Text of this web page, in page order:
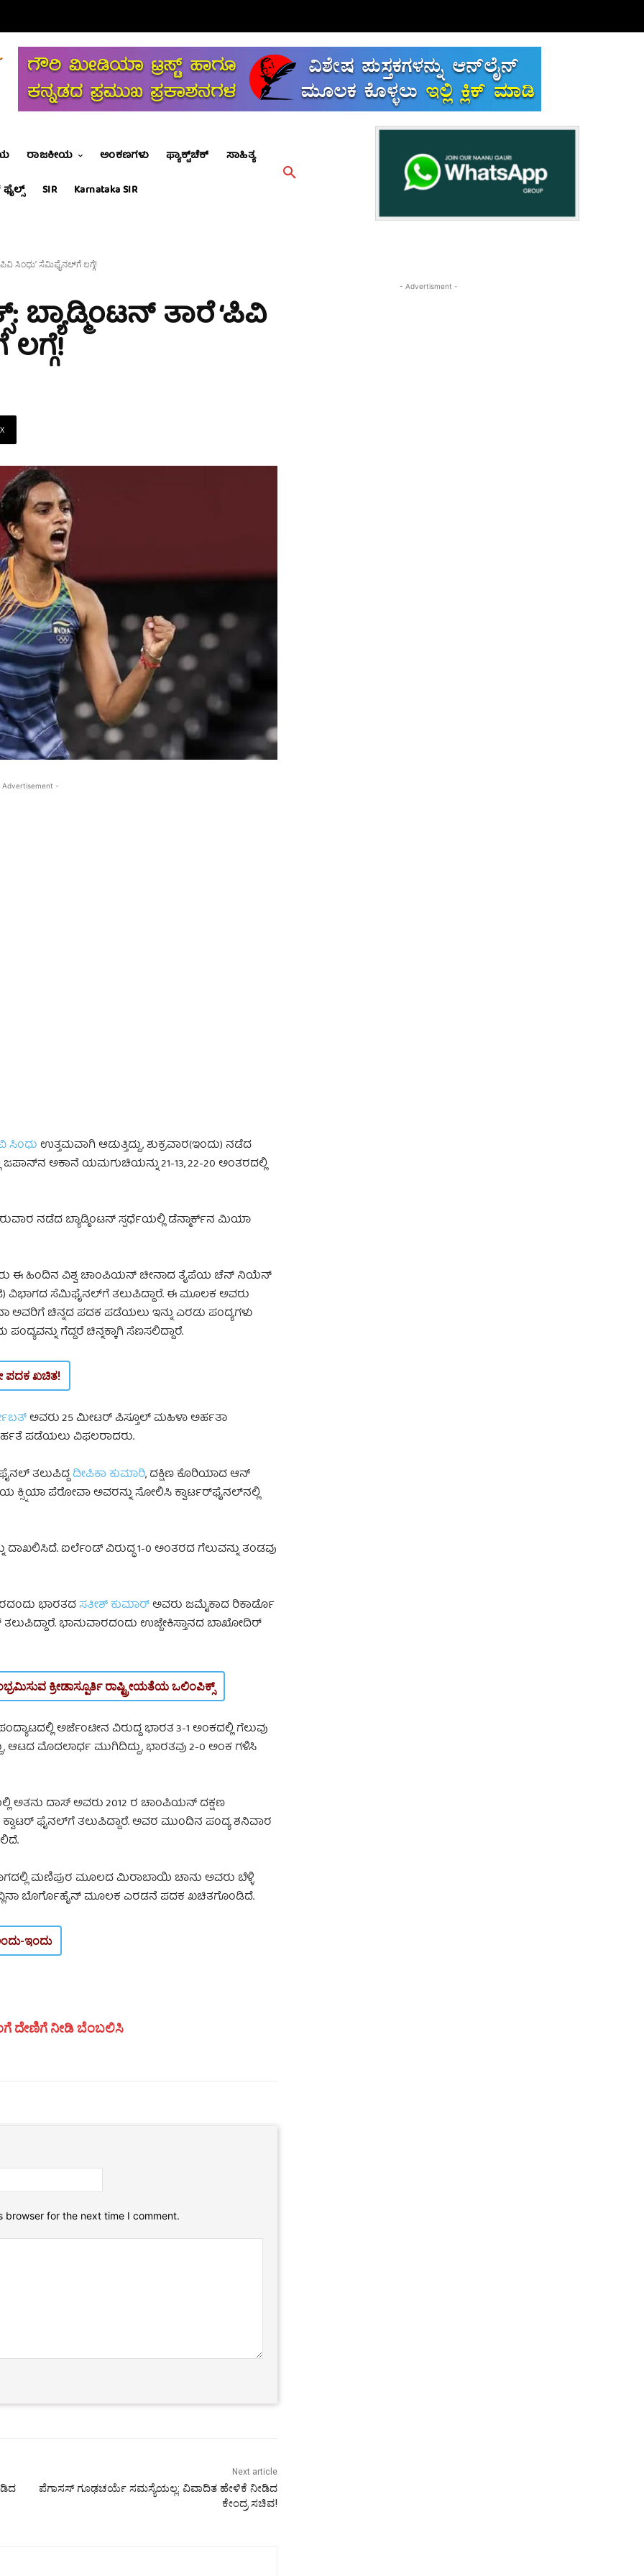
ರಾಜಕೀಯ ಅಂಕಣಗಳು ಫ್ಯಾಕ್ಟ್‌ಚೆಕ್
ಸಾಹಿತ್ಯ
SIR Karnataka SIR
ಸಿಂಧು’ ಸೆಮಿಫೈನಲ್‌ಗೆ ಲಗ್ಗೆ!
ತಾರೆ ‘ಪಿವಿ
X
-
ಸಿಂಧುಉತ್ತಮವಾಗಿ ಆಡುತ್ತಿದ್ದು, ಶುಕ್ರವಾರ(ಇಂದು) ನಡೆದ
ಜಪಾನ್‌ನ ಅಕಾನೆ ಯಮಗುಚಿಯನ್ನು 21-13, 22-20 ಅಂತರದಲ್ಲಿ
ನಡೆದ ಬ್ಯಾಡ್ಮಿಂಟನ್‌‌ ಸ್ಪರ್ಧೆಯಲ್ಲಿ ಡೆನ್ಮಾರ್ಕ್‌ನ ಮಿಯಾ
ಈ ಹಿಂದಿನ ವಿಶ್ವ ಚಾಂಪಿಯನ್‌ ಚೀನಾದ ತೈಪೆಯ ಚೆನ್ ನಿಯೆನ್
ವಿಭಾಗದ ಸೆಮಿಫೈನಲ್‌ಗೆ ತಲುಪಿದ್ದಾರೆ. ಈ ಮೂಲಕ ಅವರು
ಅವರಿಗೆ ಚಿನ್ನದ ಪದಕ ಪಡೆಯಲು ಇನ್ನು ಎರಡು ಪಂದ್ಯಗಳು
ಗೆದ್ದರೆ ಚಿನ್ನಕ್ಕಾಗಿ ಸೆಣಸಲಿದ್ದಾರೆ.
ಪದಕ ಖಚಿತ!
ಅವರು 25 ಮೀಟರ್ ಪಿಸ್ತೂಲ್ ಮಹಿಳಾ ಅರ್ಹತಾ
ಪಡೆಯಲು ವಿಫಲರಾದರು.
ತಲುಪಿದ್ದದೀಪಿಕಾ ಕುಮಾರಿ, ದಕ್ಷಿಣ ಕೊರಿಯಾದ ಆನ್
ಕ್ಸ್ನಿಯಾ ಪೆರೋವಾ ಅವರನ್ನು ಸೋಲಿಸಿ ಕ್ವಾರ್ಟರ್‌ಫೈನಲ್‌ನಲ್ಲಿ
ದಾಖಲಿಸಿದೆ. ಐರ್ಲೆಂಡ್ ವಿರುದ್ಧ 1-0 ಅಂತರದ ಗೆಲುವನ್ನು ತಂಡವು
ಭಾರತದಸತೀಶ್ ಕುಮಾರ್ಅವರು ಜಮೈಕಾದ ರಿಕಾರ್ಡೊ
ತಲುಪಿದ್ದಾರೆ. ಭಾನುವಾರದಂದು ಉಜ್ಬೇಕಿಸ್ತಾನದ ಬಾಖೋದಿರ್‌
ಕ್ರೀಡಾಸ್ಪೂರ್ತಿ ರಾಷ್ಟ್ರೀಯತೆಯ ಒಲಿಂಪಿಕ್ಸ್
ಅರ್ಜೆಂಟೀನ ವಿರುದ್ದ ಭಾರತ 3-1 ಅಂಕದಲ್ಲಿ ಗೆಲುವು
ಆಟದ ಮೊದಲಾರ್ಧ ಮುಗಿದಿದ್ದು, ಭಾರತವು 2-0 ಅಂಕ ಗಳಿಸಿ
ಅತನು ದಾಸ್ ಅವರು 2012 ರ ಚಾಂಪಿಯನ್‌ ದಕ್ಷಣ
ಫೈನಲ್‌ಗೆ ತಲುಪಿದ್ದಾರೆ. ಅವರ ಮುಂದಿನ ಪಂದ್ಯ ಶನಿವಾರ
ಮಣಿಪುರ ಮೂಲದ ಮಿರಾಬಾಯಿ ಚಾನು ಅವರು ಬೆಳ್ಳಿ
ಬೊರ್ಗೊಹೈನ್‌ ಮೂಲಕ ಎರಡನೆ ಪದಕ ಖಚಿತಗೊಂಡಿದೆ.
ಇಂದು
ದೇಣಿಗೆ ನೀಡಿ ಬೆಂಬಲಿಸಿ
browser for the next time I comment.
Next article
ಪೆಗಾಸಸ್ ಗೂಢಚರ್ಯೆ ಸಮಸ್ಯೆಯಲ್ಲ: ವಿವಾದಿತ ಹೇಳಿಕೆ ನೀಡಿದ
ಕೇಂದ್ರ ಸಚಿವ!
- Advertisment -